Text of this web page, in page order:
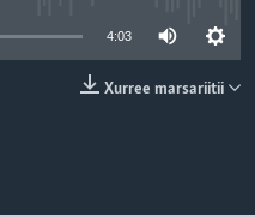
4:03
Xurree marsariitii